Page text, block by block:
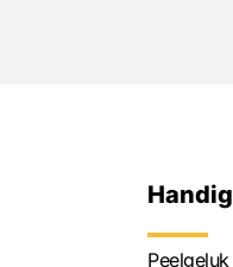
Handig
Peelgeluk